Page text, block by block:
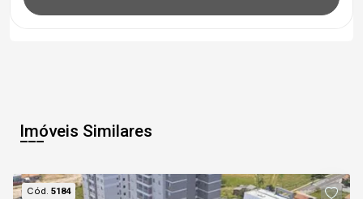
Imóveis Similares
Cód.5184